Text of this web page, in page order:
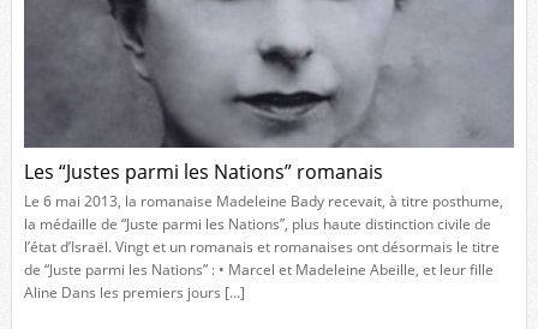
Les “Justes parmi les Nations” romanais
Le 6 mai 2013, la romanaise Madeleine Bady recevait, à titre posthume,
la médaille de “Juste parmi les Nations”, plus haute distinction civile de
l’état d’Israël. Vingt et un romanais et romanaises ont désormais le titre
de “Juste parmi les Nations” : • Marcel et Madeleine Abeille, et leur fille
Aline Dans les premiers jours […]